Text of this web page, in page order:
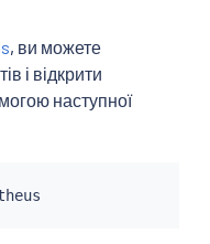
, ви можете
і відкрити
наступної